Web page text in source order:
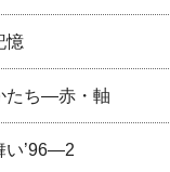
憶
たち―赤・軸
い’96―2